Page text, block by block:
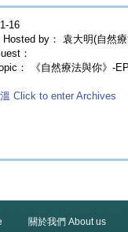
16
Hosted by： 袁大明(自然
：
： 《自然療法與你》-
Click to enter Archives
關於我們 About us